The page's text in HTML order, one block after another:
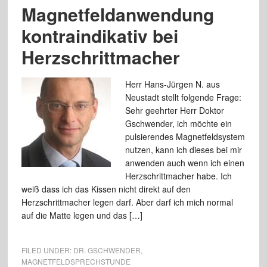
Magnetfeldanwendung
kontraindikativ bei
Herzschrittmacher
Herr Hans-Jürgen N. aus
Neustadt stellt folgende Frage:
Sehr geehrter Herr Doktor
Gschwender, ich möchte ein
pulsierendes Magnetfeldsystem
nutzen, kann ich dieses bei mir
anwenden auch wenn ich einen
Herzschrittmacher habe. Ich
weiß dass ich das Kissen nicht direkt auf den
Herzschrittmacher legen darf. Aber darf ich mich normal
auf die Matte legen und das […]
FILED UNDER: DR. GSCHWENDER
MAGNETFELDSPRECHSTUNDE